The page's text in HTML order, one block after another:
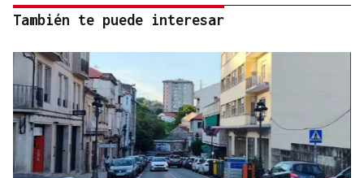
También te puede interesar